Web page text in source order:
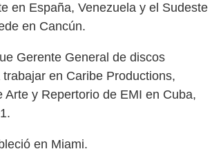
en España, Venezuela y el Sudeste
en Cancún.
Gerente General de discos
en Caribe Productions,
Arte y Repertorio de EMI en Cuba,
en Miami.